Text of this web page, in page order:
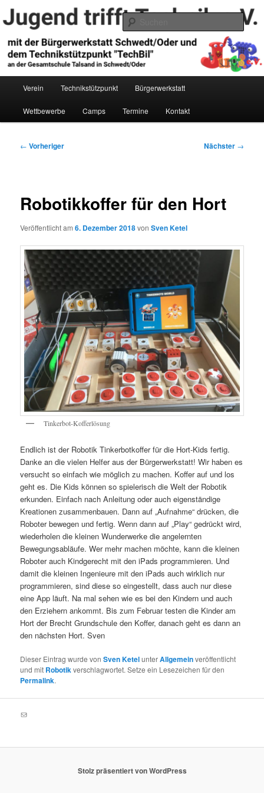
Zum
primären
springenJugend trifft Technik e.V.
Verein Technikstützpunkt Bürgerwerkstatt
Wettbewerbe Camps Termine Kontakt
Beitragsnavigation
← Vorheriger Nächster →
Robotikkoffer für den Hort
Veröffentlicht am6. Dezember 2018vonSven Ketel
Tinkerbot-Kofferlösung
Endlich ist der Robotik Tinkerbotkoffer für die Hort-Kids fertig.
Danke an die vielen Helfer aus der Bürgerwerkstatt! Wir haben es
versucht so einfach wie möglich zu machen. Koffer auf und los
geht es. Die Kids können so spielerisch die Welt der Robotik
erkunden. Einfach nach Anleitung oder auch eigenständige
Kreationen zusammenbauen. Dann auf „Aufnahme“ drücken, die
Roboter bewegen und fertig. Wenn dann auf „Play“ gedrückt wird,
wiederholen die kleinen Wunderwerke die angelernten
Bewegungsabläufe. Wer mehr machen möchte, kann die kleinen
Roboter auch Kindgerecht mit den iPads programmieren. Und
damit die kleinen Ingenieure mit den iPads auch wirklich nur
programmieren, sind diese so eingestellt, dass auch nur diese
eine App läuft. Na mal sehen wie es bei den Kindern und auch
den Erziehern ankommt. Bis zum Februar testen die Kinder am
Hort der Brecht Grundschule den Koffer, danach geht es dann an
den nächsten Hort. Sven
Dieser Eintrag wurde vonSven KetelunterAllgemeinveröffentlicht
und mit Robotikverschlagwortet. Setze ein Lesezeichen für den
Permalink.
E-Mail
Stolz präsentiert von WordPress